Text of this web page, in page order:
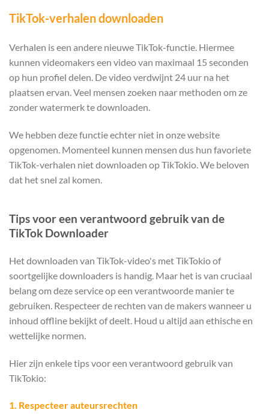
TikTok-verhalen downloaden
Verhalen is een andere nieuwe TikTok-functie. Hiermee
kunnen videomakers een video van maximaal 15 seconden
op hun profiel delen. De video verdwijnt 24 uur na het
plaatsen ervan. Veel mensen zoeken naar methoden om ze
zonder watermerk te downloaden.
We hebben deze functie echter niet in onze website
opgenomen. Momenteel kunnen mensen dus hun favoriete
TikTok-verhalen niet downloaden op TikTokio. We beloven
dat het snel zal komen.
Tips voor een verantwoord gebruik van de
TikTok Downloader
Het downloaden van TikTok-video's met TikTokio of
soortgelijke downloaders is handig. Maar het is van cruciaal
belang om deze service op een verantwoorde manier te
gebruiken. Respecteer de rechten van de makers wanneer u
inhoud offline bekijkt of deelt. Houd u altijd aan ethische en
wettelijke normen.
Hier zijn enkele tips voor een verantwoord gebruik van
TikTokio:
1. Respecteer auteursrechten